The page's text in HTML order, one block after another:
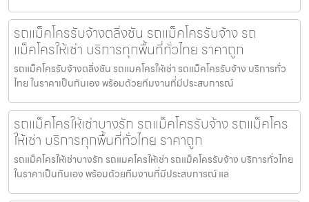
รถแม็คโครรับจ้างตลิ่งชัน รถแม็คโครรับจ้าง รถ
แม็คโครให้เช่า บริการทุกพื้นที่ทั่วไทย ราคาถูก
รถแม็คโครรับจ้างตลิ่งชัน รถแมคโครให้เช่า รถแม็คโครรับจ้าง บริการทั่ว
ไทย ในราคาเป็นกันเอง พร้อมด้วยทีมงานที่มีประสบการณ์
รถแม็คโครให้เช่าบางรัก รถแม็คโครรับจ้าง รถแม็คโคร
ให้เช่า บริการทุกพื้นที่ทั่วไทย ราคาถูก
รถแม็คโครให้เช่าบางรัก รถแมคโครให้เช่า รถแม็คโครรับจ้าง บริการทั่วไทย
ในราคาเป็นกันเอง พร้อมด้วยทีมงานที่มีประสบการณ์ แล